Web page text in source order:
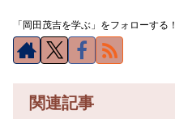
「岡田茂吉を学ぶ」をフォローする！
関連記事